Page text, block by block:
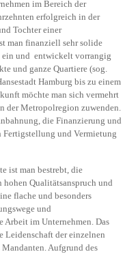
im Bereich der
erfolgreich in der
Tochter einer
man finanziell sehr solide
ein und entwickelt vorrangig
und ganze Quartiere (sog.
Hamburg bis zu einem
möchte man sich vermehrt
der Metropolregion zuwenden.
die Finanzierung und
Fertigstellung und Vermietung
ist man bestrebt, die
hohen Qualitätsanspruch und
flache und besonders
und
Arbeit im Unternehmen. Das
Leidenschaft der einzelnen
Aufgrund des